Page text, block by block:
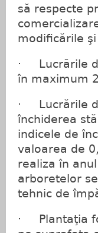
să respecte
modificările
· Lucrările
în maximum
· Lucrările
închiderea
indicele de
valoarea de
realiza în
arboretelor
tehnic de
· Plantaţia